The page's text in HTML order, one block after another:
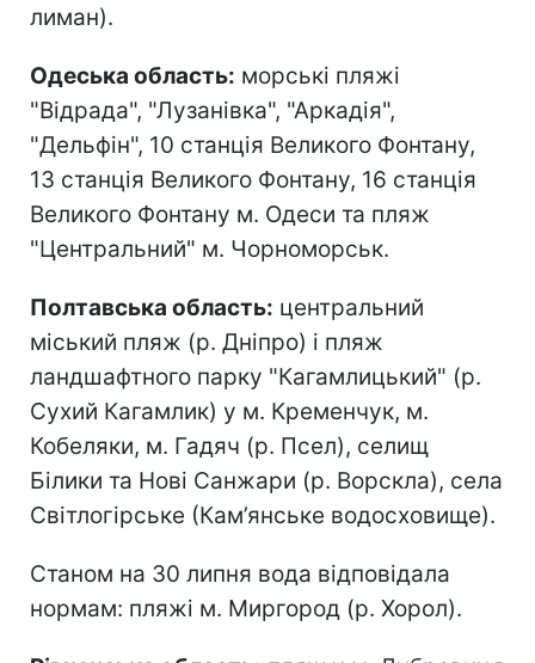
лиман).
Одеська область: морські пляжі
"Відрада", "Лузанівка", "Аркадія",
"Дельфін", 10 станція Великого Фонтану,
13 станція Великого Фонтану, 16 станція
Великого Фонтану м. Одеси та пляж
"Центральний" м. Чорноморськ.
Полтавська область: центральний
міський пляж (р. Дніпро) і пляж
ландшафтного парку "Кагамлицький" (р.
Сухий Кагамлик) у м. Кременчук, м.
Кобеляки, м. Гадяч (р. Псел), селищ
Білики та Нові Санжари (р. Ворскла), села
Світлогірське (Кам’янське водосховище).
Станом на 30 липня вода відповідала
нормам: пляжі м. Миргород (р. Хорол).